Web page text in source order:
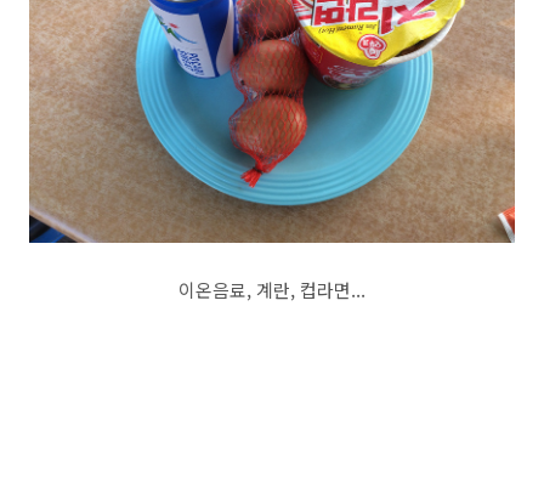
이온음료, 계란, 컵라면...